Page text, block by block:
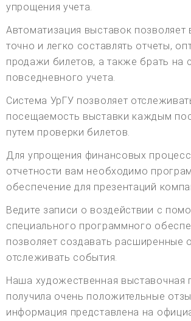
упрощения учета.
Автоматизация выставок позволяет
точно и легко составлять отчеты,
продажи билетов, а также брать на
повседневного учета.
Система УрГУ позволяет
посещаемость выставки каждым
путем проверки билетов.
Для упрощения финансовых
отчетности вам необходимо
обеспечение для презентаций
Ведите записи о воздействии с
специального программного
позволяет создавать расширенные
отслеживать события.
Наша художественная выставочная
получила очень положительные
информация представлена на